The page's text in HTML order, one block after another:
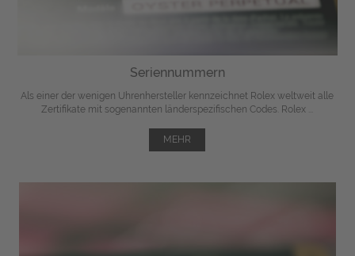
Seriennummern
Als einer der wenigen Uhrenhersteller kennzeichnet Rolex weltweit alle
Zertifikate mit sogenannten länderspezifischen Codes. Rolex ...
MEHR